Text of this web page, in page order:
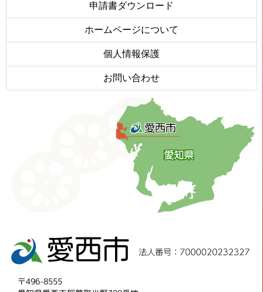
申請書ダウンロード
ホームページについて
個人情報保護
お問い合わせ
〒496-8555